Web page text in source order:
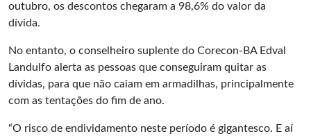
outubro, os descontos chegaram a 98,6% do valor da
dívida.
No entanto, o conselheiro suplente do Corecon-BA Edval
Landulfo alerta as pessoas que conseguiram quitar as
dívidas, para que não caiam em armadilhas, principalmente
com as tentações do fim de ano.
“O risco de endividamento neste período é gigantesco. E aí